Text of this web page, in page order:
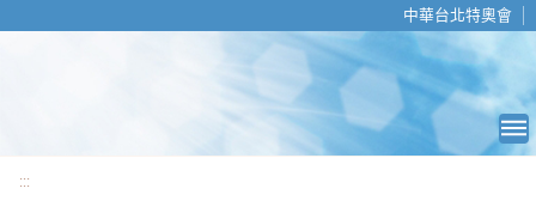
中華台北特奧會
:::